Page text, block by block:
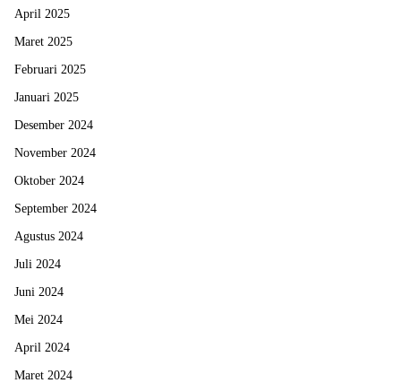
April 2025
Maret 2025
Februari 2025
Januari 2025
Desember 2024
November 2024
Oktober 2024
September 2024
Agustus 2024
Juli 2024
Juni 2024
Mei 2024
April 2024
Maret 2024